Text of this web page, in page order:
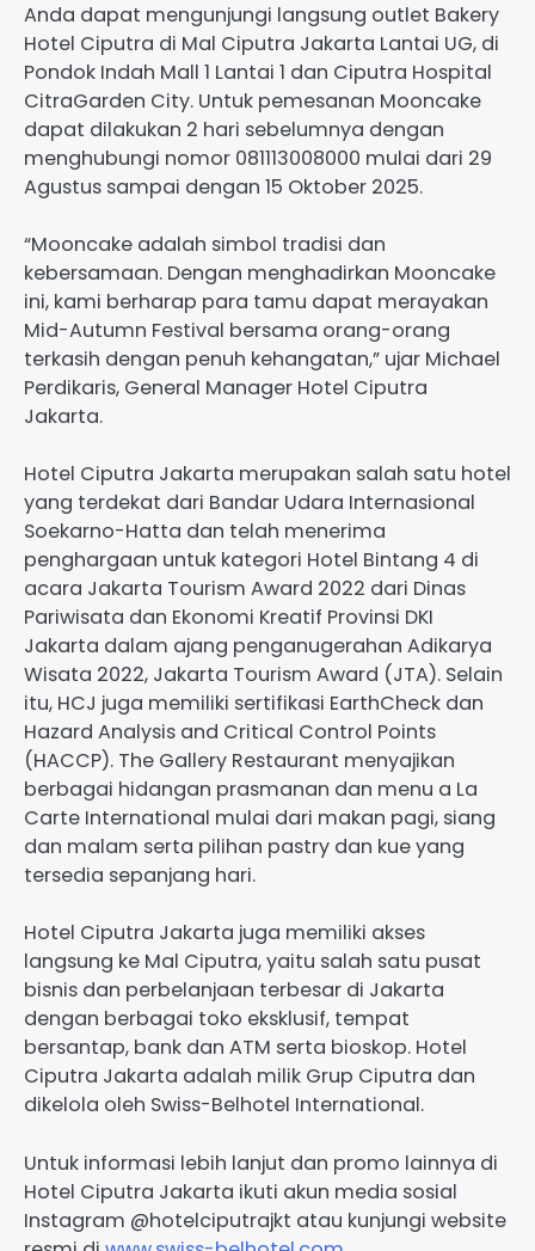
Anda dapat mengunjungi langsung outlet Bakery
Hotel Ciputra di Mal Ciputra Jakarta Lantai UG, di
Pondok Indah Mall 1 Lantai 1 dan Ciputra Hospital
CitraGarden City. Untuk pemesanan Mooncake
dapat dilakukan 2 hari sebelumnya dengan
menghubungi nomor 081113008000 mulai dari 29
Agustus sampai dengan 15 Oktober 2025.
“Mooncake adalah simbol tradisi dan
kebersamaan. Dengan menghadirkan Mooncake
ini, kami berharap para tamu dapat merayakan
Mid-Autumn Festival bersama orang-orang
terkasih dengan penuh kehangatan,” ujar Michael
Perdikaris, General Manager Hotel Ciputra
Jakarta.
Hotel Ciputra Jakarta merupakan salah satu hotel
yang terdekat dari Bandar Udara Internasional
Soekarno-Hatta dan telah menerima
penghargaan untuk kategori Hotel Bintang 4 di
acara Jakarta Tourism Award 2022 dari Dinas
Pariwisata dan Ekonomi Kreatif Provinsi DKI
Jakarta dalam ajang penganugerahan Adikarya
Wisata 2022, Jakarta Tourism Award (JTA). Selain
itu, HCJ juga memiliki sertifikasi EarthCheck dan
Hazard Analysis and Critical Control Points
(HACCP). The Gallery Restaurant menyajikan
berbagai hidangan prasmanan dan menu a La
Carte International mulai dari makan pagi, siang
dan malam serta pilihan pastry dan kue yang
tersedia sepanjang hari.
Hotel Ciputra Jakarta juga memiliki akses
langsung ke Mal Ciputra, yaitu salah satu pusat
bisnis dan perbelanjaan terbesar di Jakarta
dengan berbagai toko eksklusif, tempat
bersantap, bank dan ATM serta bioskop. Hotel
Ciputra Jakarta adalah milik Grup Ciputra dan
dikelola oleh Swiss-Belhotel International.
Untuk informasi lebih lanjut dan promo lainnya di
Hotel Ciputra Jakarta ikuti akun media sosial
Instagram @hotelciputrajkt atau kunjungi website